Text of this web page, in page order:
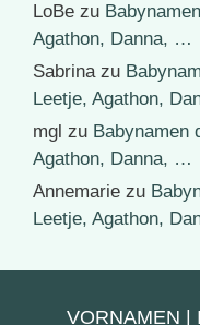
LoBe zu
Agathon, Danna, …
Sabrinazu
Leetje, Agathon,
mgl zu Babynamen
Agathon, Danna, …
Annemarie zu
Leetje, Agathon,
VORNAMEN